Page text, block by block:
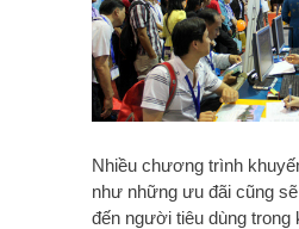
Nhiều chương trình
như những ưu đãi cũng
đến người tiêu dùng trong